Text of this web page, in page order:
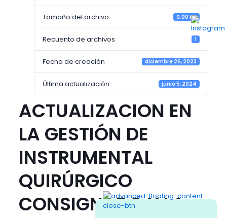
Tamaño del archivo 0.00 KB
Recuento de archivos 1
Fecha de creación diciembre 26, 2023
Última actualización junio 5, 2024
ACTUALIZACION EN
LA GESTIÓN DE
INSTRUMENTAL
QUIRÚRGICO
CONSIGNADO Y LA